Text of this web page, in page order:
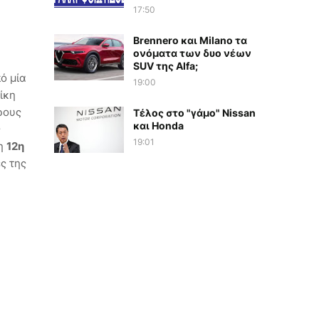
μία
12η
της
17:50
Brennero και Milano τα
ονόματα των δυο νέων
SUV της Alfa;
19:00
Τέλος στο "γάμο" Nissan
και Honda
19:01